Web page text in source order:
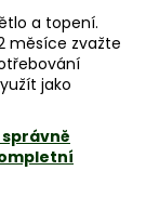
a topení.
měsíce zvažte
jako